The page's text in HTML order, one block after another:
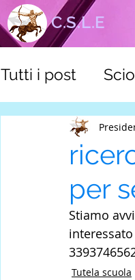
C.S.L.E
Tutti i post
per
Stiamo
Tutela scuola